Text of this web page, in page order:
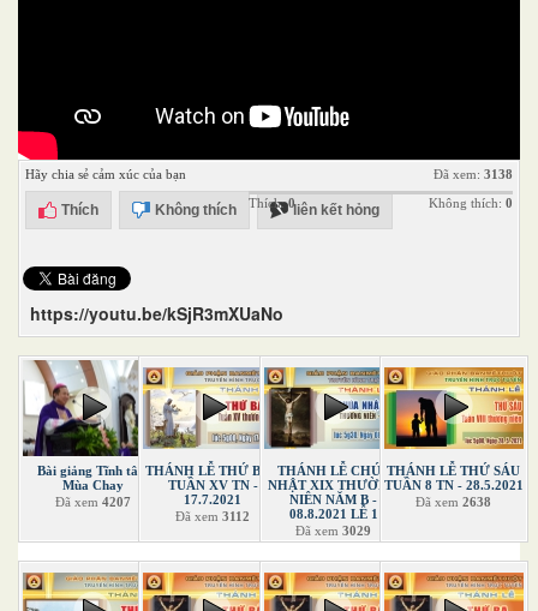
Hãy chia sẻ cảm xúc của bạn
Thích Không thích liên kết hỏng
Đã xem: 3138
Thích:0 Không thích: 0
https://youtu.be/kSjR3mXUaNo
Bài giảng Tĩnh tâm
Mùa Chay
Đã xem 4207
THÁNH LỄ THỨ BẢY
TUẦN XV TN -
17.7.2021
Đã xem3112
THÁNH LỄ CHÚA
NHẬT XIX THƯỜNG
NIÊN NĂM B -
08.8.2021 LỄ 1
Đã xem3029
THÁNH LỄ THỨ SÁU
TUẦN 8 TN - 28.5.2021
Đã xem2638